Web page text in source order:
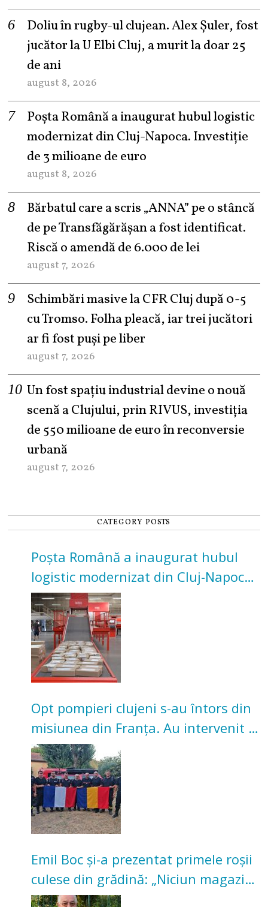
Doliu în rugby-ul clujean. Alex Șuler, fost
jucător la U Elbi Cluj, a murit la doar 25
de ani
august 8, 2026
Poșta Română a inaugurat hubul logistic
modernizat din Cluj-Napoca. Investiție
de 3 milioane de euro
august 8, 2026
Bărbatul care a scris „ANNA” pe o stâncă
de pe Transfăgărășan a fost identificat.
Riscă o amendă de 6.000 de lei
august 7, 2026
Schimbări masive la CFR Cluj după 0-5
cu Tromso. Folha pleacă, iar trei jucători
ar fi fost puși pe liber
august 7, 2026
Un fost spațiu industrial devine o nouă
scenă a Clujului, prin RIVUS, investiția
de 550 milioane de euro în reconversie
urbană
august 7, 2026
CATEGORY POSTS
Poșta Română a inaugurat hubul
logistic modernizat din Cluj-Napoca.
Investiție de 3 milioane de euro
Opt pompieri clujeni s-au întors din
misiunea din Franța. Au intervenit la
incendii de vegetație și pădure
Emil Boc și-a prezentat primele roșii
culese din grădină: „Niciun magazin
nu poate oferi această satisfacție”